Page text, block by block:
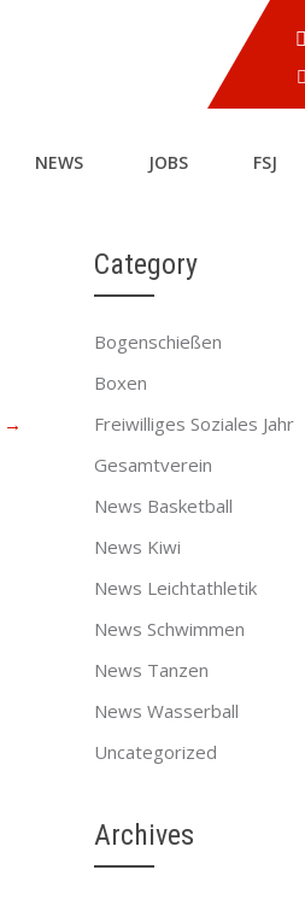
NEWS JOBS FSJ
→
Category
Bogenschießen
Boxen
Freiwilliges Soziales Jahr
Gesamtverein
News Basketball
News Kiwi
News Leichtathletik
News Schwimmen
News Tanzen
News Wasserball
Uncategorized
Archives